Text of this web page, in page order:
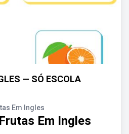
— SÓ ESCOLA
Em Ingles
Em Ingles